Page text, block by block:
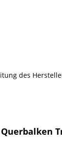
des